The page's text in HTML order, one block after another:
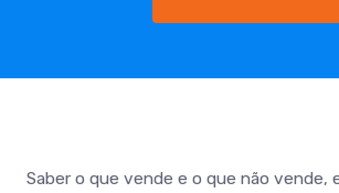
Saber o que vende e o que não vende,